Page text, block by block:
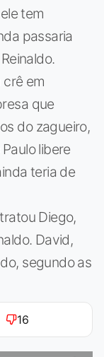
tem
passaria
em
que
do zagueiro,
libere
teria de
Diego,
David,
segundo as
16